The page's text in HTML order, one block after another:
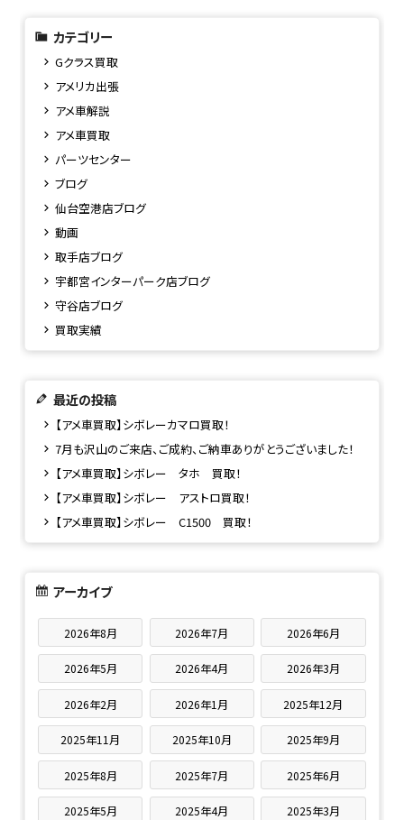
カテゴリー
Gクラス買取
アメリカ出張
アメ車解説
アメ車買取
パーツセンター
ブログ
仙台空港店ブログ
動画
取手店ブログ
宇都宮インターパーク店ブログ
守谷店ブログ
買取実績
最近の投稿
【アメ車買取】シボレーカマロ買取！
7月も沢山のご来店、ご成約、ご納車ありがとうございました！
【アメ車買取】シボレー タホ 買取！
【アメ車買取】シボレー アストロ買取！
【アメ車買取】シボレー C1500 買取！
アーカイブ
2026年8月 2026年7月 2026年6月
2026年5月 2026年4月 2026年3月
2026年2月 2026年1月 2025年12月
2025年11月 2025年10月 2025年9月
2025年8月 2025年7月 2025年6月
2025年5月 2025年4月 2025年3月